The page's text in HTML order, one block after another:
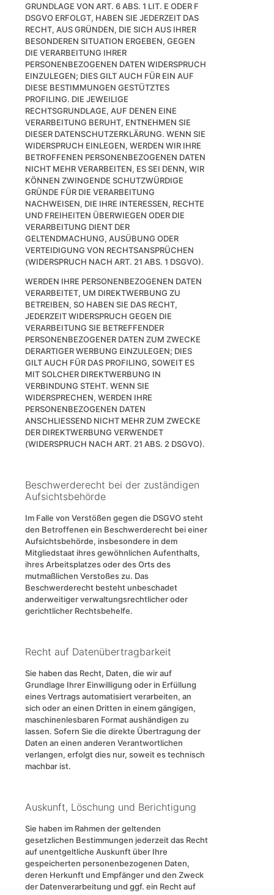
GRUNDLAGE VON ART. 6 ABS. 1 LIT. E ODER F
DSGVO ERFOLGT, HABEN SIE JEDERZEIT DAS
RECHT, AUS GRÜNDEN, DIE SICH AUS IHRER
BESONDEREN SITUATION ERGEBEN, GEGEN
DIE VERARBEITUNG IHRER
PERSONENBEZOGENEN DATEN WIDERSPRUCH
EINZULEGEN; DIES GILT AUCH FÜR EIN AUF
DIESE BESTIMMUNGEN GESTÜTZTES
PROFILING. DIE JEWEILIGE
RECHTSGRUNDLAGE, AUF DENEN EINE
VERARBEITUNG BERUHT, ENTNEHMEN SIE
DIESER DATENSCHUTZERKLÄRUNG. WENN SIE
WIDERSPRUCH EINLEGEN, WERDEN WIR IHRE
BETROFFENEN PERSONENBEZOGENEN DATEN
NICHT MEHR VERARBEITEN, ES SEI DENN, WIR
KÖNNEN ZWINGENDE SCHUTZWÜRDIGE
GRÜNDE FÜR DIE VERARBEITUNG
NACHWEISEN, DIE IHRE INTERESSEN, RECHTE
UND FREIHEITEN ÜBERWIEGEN ODER DIE
VERARBEITUNG DIENT DER
GELTENDMACHUNG, AUSÜBUNG ODER
VERTEIDIGUNG VON RECHTSANSPRÜCHEN
(WIDERSPRUCH NACH ART. 21 ABS. 1 DSGVO).
WERDEN IHRE PERSONENBEZOGENEN DATEN
VERARBEITET, UM DIREKTWERBUNG ZU
BETREIBEN, SO HABEN SIE DAS RECHT,
JEDERZEIT WIDERSPRUCH GEGEN DIE
VERARBEITUNG SIE BETREFFENDER
PERSONENBEZOGENER DATEN ZUM ZWECKE
DERARTIGER WERBUNG EINZULEGEN; DIES
GILT AUCH FÜR DAS PROFILING, SOWEIT ES
MIT SOLCHER DIREKTWERBUNG IN
VERBINDUNG STEHT. WENN SIE
WIDERSPRECHEN, WERDEN IHRE
PERSONENBEZOGENEN DATEN
ANSCHLIESSEND NICHT MEHR ZUM ZWECKE
DER DIREKTWERBUNG VERWENDET
(WIDERSPRUCH NACH ART. 21 ABS. 2 DSGVO).
Beschwerde­recht bei der zuständigen
Aufsichts­behörde
Im Falle von Verstößen gegen die DSGVO steht
den Betroffenen ein Beschwerderecht bei einer
Aufsichtsbehörde, insbesondere in dem
Mitgliedstaat ihres gewöhnlichen Aufenthalts,
ihres Arbeitsplatzes oder des Orts des
mutmaßlichen Verstoßes zu. Das
Beschwerderecht besteht unbeschadet
anderweitiger verwaltungsrechtlicher oder
gerichtlicher Rechtsbehelfe.
Recht auf Daten­übertrag­barkeit
Sie haben das Recht, Daten, die wir auf
Grundlage Ihrer Einwilligung oder in Erfüllung
eines Vertrags automatisiert verarbeiten, an
sich oder an einen Dritten in einem gängigen,
maschinenlesbaren Format aushändigen zu
lassen. Sofern Sie die direkte Übertragung der
Daten an einen anderen Verantwortlichen
verlangen, erfolgt dies nur, soweit es technisch
machbar ist.
Auskunft, Löschung und Berichtigung
Sie haben im Rahmen der geltenden
gesetzlichen Bestimmungen jederzeit das Recht
auf unentgeltliche Auskunft über Ihre
gespeicherten personenbezogenen Daten,
deren Herkunft und Empfänger und den Zweck
der Datenverarbeitung und ggf. ein Recht auf